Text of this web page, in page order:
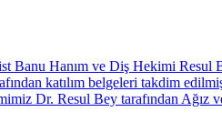
Banu Hanım ve Diş Hekimi Resul
katılım belgeleri takdim
Dr. Resul Bey tarafından Ağız